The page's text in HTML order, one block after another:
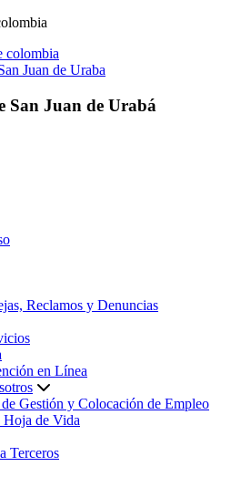
San Juan de Urabá
Reclamos y Denuncias
en Línea
Gestión y Colocación de Empleo
Hoja de Vida
Terceros